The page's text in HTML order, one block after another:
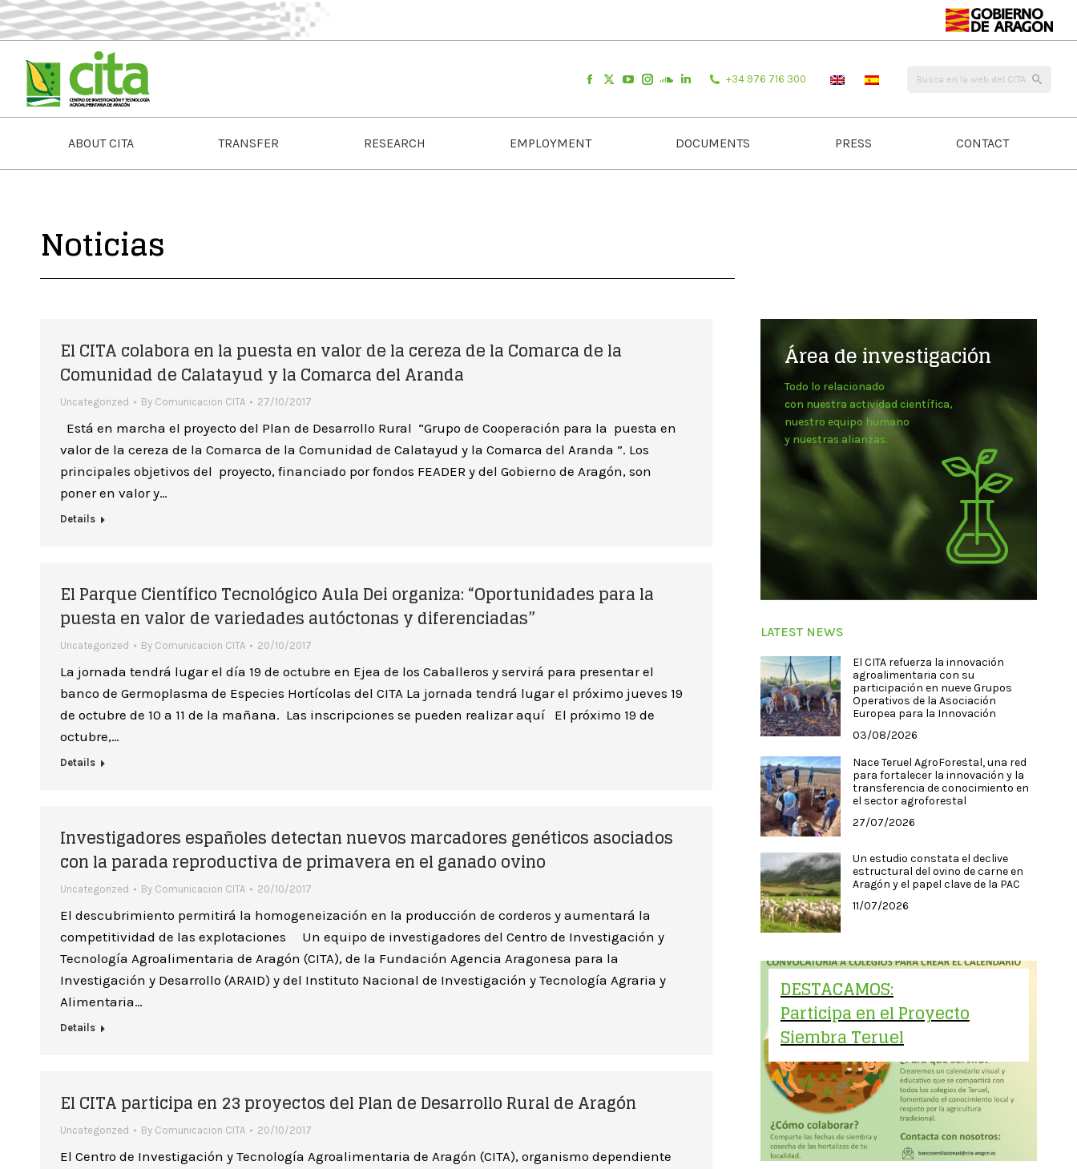
+34 976 716 300
ABOUT CITA TRANSFER RESEARCH EMPLOYMENT DOCUMENTS PRESS CONTACT
Noticias
El CITA colabora en la puesta en valor de la cereza de la Comarca de la
Comunidad de Calatayud y la Comarca del Aranda
Uncategorized By Comunicacion CITA 27/10/2017
Está en marcha el proyecto del Plan de Desarrollo Rural “Grupo de Cooperación para la puesta en
valor de la cereza de la Comarca de la Comunidad de Calatayud y la Comarca del Aranda ”. Los
principales objetivos del proyecto, financiado por fondos FEADER y del Gobierno de Aragón, son
poner en valor y…
Details
El Parque Científico Tecnológico Aula Dei organiza: “Oportunidades para la
puesta en valor de variedades autóctonas y diferenciadas”
Uncategorized By Comunicacion CITA 20/10/2017
La jornada tendrá lugar el día 19 de octubre en Ejea de los Caballeros y servirá para presentar el
banco de Germoplasma de Especies Hortícolas del CITA La jornada tendrá lugar el próximo jueves 19
de octubre de 10 a 11 de la mañana. Las inscripciones se pueden realizar aquí El próximo 19 de
octubre,…
Details
Investigadores españoles detectan nuevos marcadores genéticos asociados
con la parada reproductiva de primavera en el ganado ovino
Uncategorized By Comunicacion CITA 20/10/2017
El descubrimiento permitirá la homogeneización en la producción de corderos y aumentará la
competitividad de las explotaciones Un equipo de investigadores del Centro de Investigación y
Tecnología Agroalimentaria de Aragón (CITA), de la Fundación Agencia Aragonesa para la
Investigación y Desarrollo (ARAID) y del Instituto Nacional de Investigación y Tecnología Agraria y
Alimentaria…
Details
El CITA participa en 23 proyectos del Plan de Desarrollo Rural de Aragón
Uncategorized By Comunicacion CITA 20/10/2017
El Centro de Investigación y Tecnología Agroalimentaria de Aragón (CITA), organismo dependiente
Área de investigación
Todo lo relacionado
con nuestra actividad científica,
nuestro equipo humano
y nuestras alianzas.
LATEST NEWS
El CITA refuerza la innovación
agroalimentaria con su
participación en nueve Grupos
Operativos de la Asociación
Europea para la Innovación
03/08/2026
Nace Teruel AgroForestal, una red
para fortalecer la innovación y la
transferencia de conocimiento en
el sector agroforestal
27/07/2026
Un estudio constata el declive
estructural del ovino de carne en
Aragón y el papel clave de la PAC
11/07/2026
DESTACAMOS:
Participa en el Proyecto
Siembra Teruel